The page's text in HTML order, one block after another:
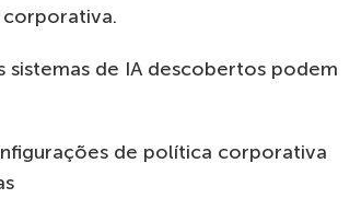
de IA descobertos podem
de política corporativa